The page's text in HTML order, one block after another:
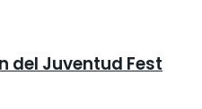
del Juventud Fest